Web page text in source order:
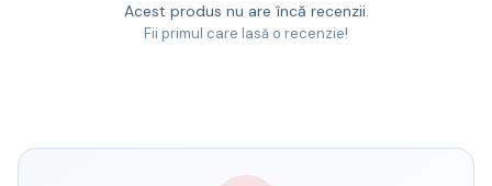
Acest produs nu are încă recenzii.
Fii primul care lasă o recenzie!